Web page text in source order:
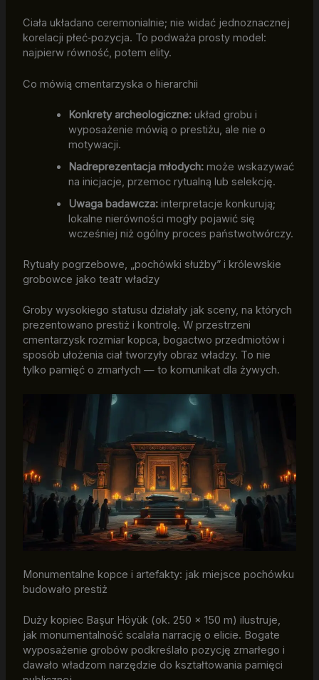
Ciała układano ceremonialnie; nie widać jednoznacznej
korelacji płeć‑pozycja. To podważa prosty model:
najpierw równość, potem elity.
Co mówią cmentarzyska o hierarchii
Konkrety archeologiczne:układ grobu i
wyposażenie mówią o prestiżu, ale nie o
motywacji.
Nadreprezentacja młodych:może wskazywać
na inicjacje, przemoc rytualną lub selekcję.
Uwaga badawcza:interpretacje konkurują;
lokalne nierówności mogły pojawić się
wcześniej niż ogólny proces państwotwórczy.
Rytuały pogrzebowe, „pochówki służby” i królewskie
grobowce jako teatr władzy
Groby wysokiego statusu działały jak sceny, na których
prezentowano prestiż i kontrolę. W przestrzeni
cmentarzysk rozmiar kopca, bogactwo przedmiotów i
sposób ułożenia ciał tworzyły obraz władzy. To nie
tylko pamięć o zmarłych — to komunikat dla żywych.
Monumentalne kopce i artefakty: jak miejsce pochówku
budowało prestiż
Duży kopiec Başur Höyük (ok. 250 × 150 m) ilustruje,
jak monumentalność scalała narrację o elicie. Bogate
wyposażenie grobów podkreślało pozycję zmarłego i
dawało władzom narzędzie do kształtowania pamięci